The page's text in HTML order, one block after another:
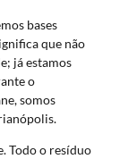
bases
que não
já estamos
o
somos
Todo o resíduo